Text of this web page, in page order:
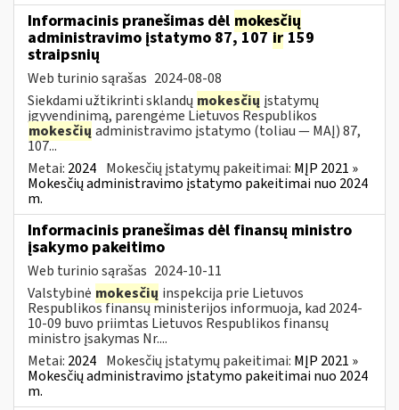
Informacinis pranešimas dėl mokesčių
administravimo įstatymo 87, 107ir159
straipsnių
Web turinio sąrašas 2024-08-08
Siekdami užtikrinti sklandų mokesčių įstatymų
įgyvendinimą, parengėme Lietuvos Respublikos
mokesčių administravimo įstatymo (toliau — MAĮ) 87,
107...
Metai: 2024 Mokesčių įstatymų pakeitimai: MĮP 2021 »
Mokesčių administravimo įstatymo pakeitimai nuo 2024
m.
Informacinis pranešimas dėl finansų ministro
įsakymo pakeitimo
Web turinio sąrašas 2024-10-11
Valstybinė mokesčių inspekcija prie Lietuvos
Respublikos finansų ministerijos informuoja, kad 2024-
10-09 buvo priimtas Lietuvos Respublikos finansų
ministro įsakymas Nr....
Metai: 2024 Mokesčių įstatymų pakeitimai: MĮP 2021 »
Mokesčių administravimo įstatymo pakeitimai nuo 2024
m.